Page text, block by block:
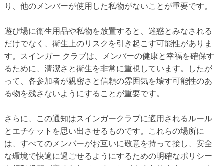
り、他のメンバーが使用した私物がないことが重要です。
遊び場に衛生用品や私物を放置すると、迷惑とみなされる
だけでなく、衛生上のリスクを引き起こす可能性がありま
す。スインガー クラブは、メンバーの健康と幸福を確保す
るために、清潔さと衛生を非常に重視しています。したが
って、各参加者が親密さと信頼の雰囲気を壊す可能性のあ
る物を残さないようにすることが重要です。
さらに、この通知はスインガークラブに適用されるルール
とエチケットを思い出させるものです。これらの場所に
は、すべてのメンバーがお互いに敬意を持って接し、安全
な環境で快適に過ごせるようにするための明確なポリシー